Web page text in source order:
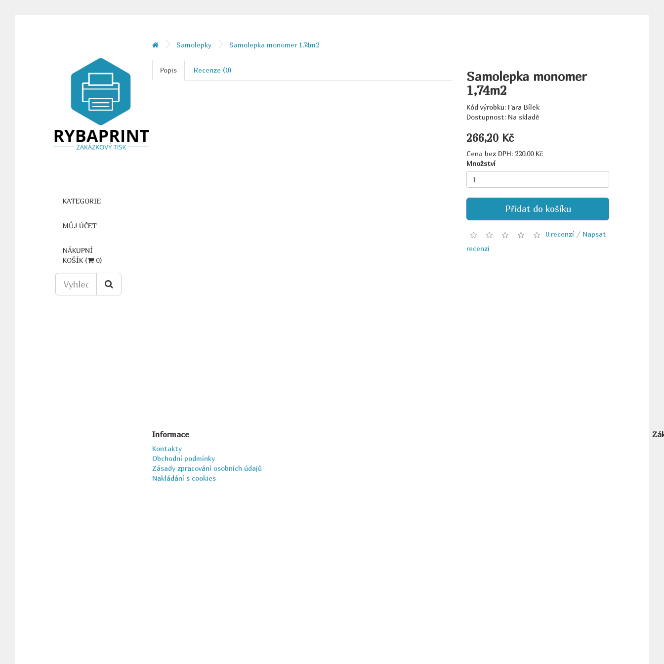
KATEGORIE
MŮJ ÚČET
NÁKUPNÍ
KOŠÍK (
0)
Samolepky Samolepka monomer 1,74m2
Popis Recenze (0)
Samolepka monomer
1,74m2
Kód výrobku: Fara Bílek
Dostupnost: Na skladě
266,20 Kč
Cena bez DPH: 220,00 Kč
Množství
Přidat do košíku
0 recenzí / Napsat
recenzi
Informace
Kontakty
Obchodní podmínky
Zásady zpracování osobních údajů
Nakládání s cookies